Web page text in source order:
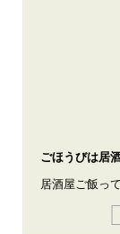
ごほうびは居
居酒屋ご飯っ